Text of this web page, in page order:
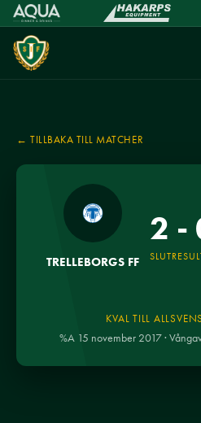
← TILLBAKA TILL MATCHER
TRELLEBORGS FF
2 -
KVAL TILL
%A 15 november 2017 ·